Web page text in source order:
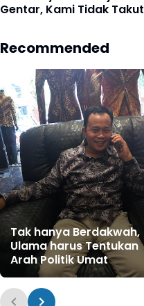
Gentar, Kami Tidak Takut
Recommended
Tak hanya Berdakwah,
Ulama harus Tentukan
Arah Politik Umat